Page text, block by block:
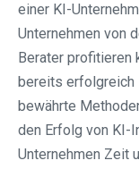
einer KI-
Unternehmen von
Berater profitieren
bereits erfolgreich
bewährte
den Erfolg von KI-
Unternehmen Zeit